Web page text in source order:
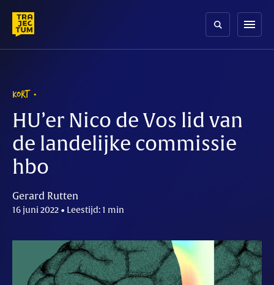
content
menu
KORT
HU’er Nico de Vos lid van
de landelijke commissie
hbo
Gerard Rutten
16 juni 2022 • Leestijd: 1 min